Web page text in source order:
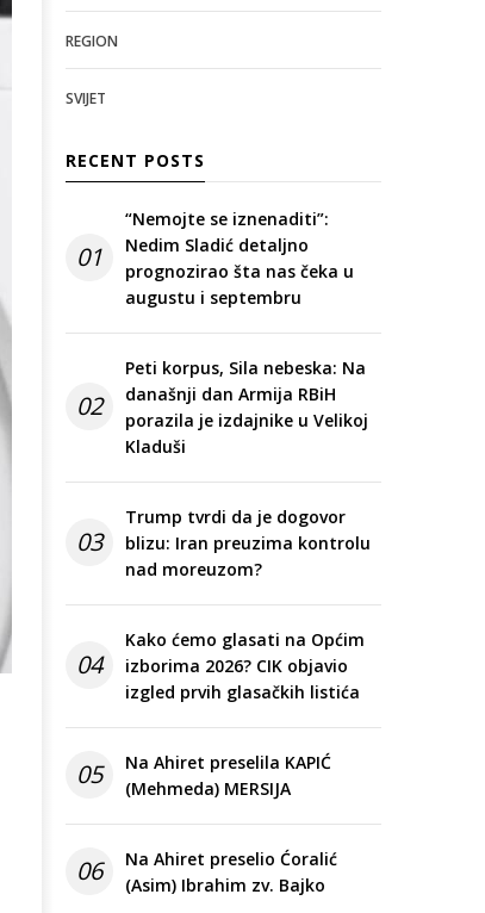
REGION
SVIJET
RECENT POSTS
01
“Nemojte se iznenaditi”:
Nedim Sladić detaljno
prognozirao šta nas čeka u
augustu i septembru
02
Peti korpus, Sila nebeska: Na
današnji dan Armija RBiH
porazila je izdajnike u Velikoj
Kladuši
03
Trump tvrdi da je dogovor
blizu: Iran preuzima kontrolu
nad moreuzom?
04
Kako ćemo glasati na Općim
izborima 2026? CIK objavio
izgled prvih glasačkih listića
05
Na Ahiret preselila KAPIĆ
(Mehmeda) MERSIJA
06
Na Ahiret preselio Ćoralić
(Asim) Ibrahim zv. Bajko